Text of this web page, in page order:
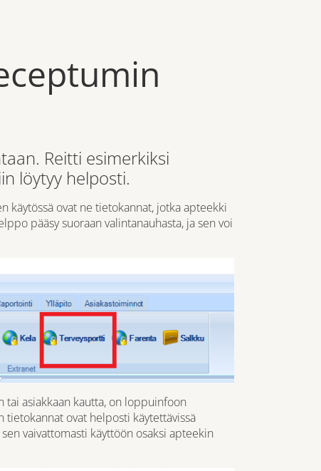
Reitti esimerkiksi
löytyy helposti.
käytössä ovat ne tietokannat, jotka apteekki
pääsy suoraan valintanauhasta, ja sen voi
tai asiakkaan kautta, on loppuinfoon
ovat helposti käytettävissä
vaivattomasti käyttöön osaksi apteekin